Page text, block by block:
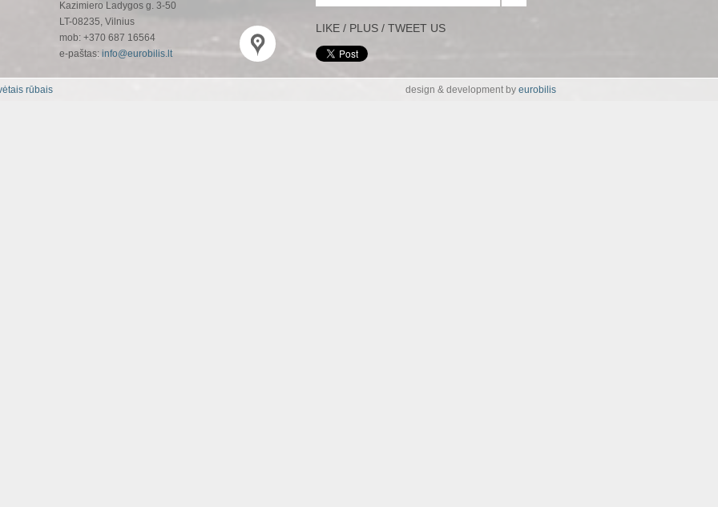
Kazimiero Ladygos g. 3-50
LT-08235, Vilnius
mob: +370 687 16564
e-paštas: info@eurobilis.lt
LIKE / PLUS / TWEET US
rūbais design & development by eurobilis